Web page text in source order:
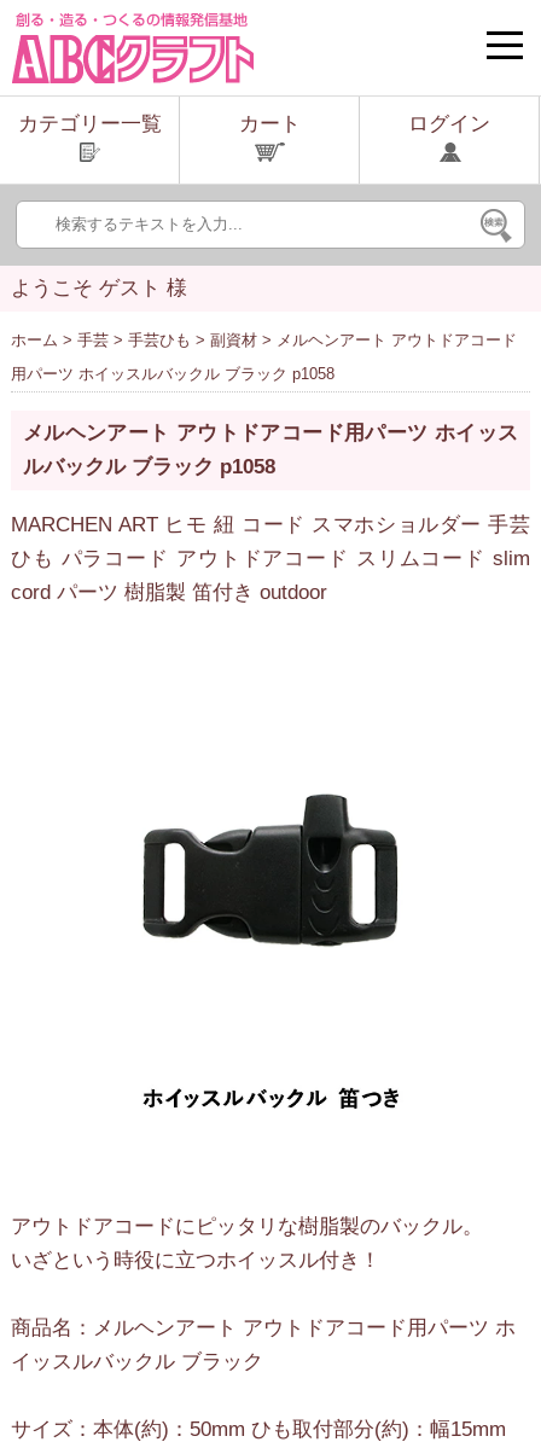
toggle
カテゴリー一覧
カート ログイン
ようこそ ゲスト 様
ホーム > 手芸> 手芸ひも > 副資材> メルヘンアート アウトドアコード
用パーツ ホイッスルバックル ブラック p1058
メルヘンアート アウトドアコード用パーツ ホイッス
ルバックル ブラック p1058
MARCHEN ART ヒモ 紐 コード スマホショルダー 手芸
ひも パラコード アウトドアコード スリムコード slim
cord パーツ 樹脂製 笛付き outdoor
アウトドアコードにピッタリな樹脂製のバックル。
いざという時役に立つホイッスル付き！
商品名：メルヘンアート アウトドアコード用パーツ ホ
イッスルバックル ブラック
サイズ：本体(約)：50mm ひも取付部分(約)：幅15mm